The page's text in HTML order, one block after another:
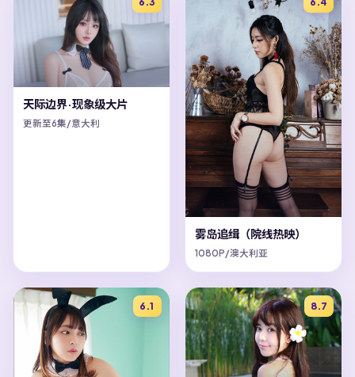
天际边界·现象级大片
更新至6集/意大利
雾岛追缉（院线热映）
1080P/澳大利亚
6.1 8.7